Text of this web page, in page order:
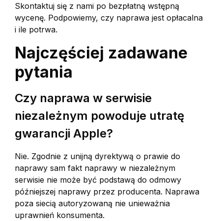
Skontaktuj się z nami po bezpłatną wstępną
wycenę. Podpowiemy, czy naprawa jest opłacalna
i ile potrwa.
Najczęściej zadawane
pytania
Czy naprawa w serwisie
niezależnym powoduje utratę
gwarancji Apple?
Nie. Zgodnie z unijną dyrektywą o prawie do
naprawy sam fakt naprawy w niezależnym
serwisie nie może być podstawą do odmowy
późniejszej naprawy przez producenta. Naprawa
poza siecią autoryzowaną nie unieważnia
uprawnień konsumenta.